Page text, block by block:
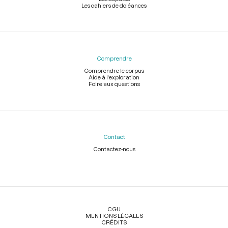
Les cahiers de doléances
Comprendre
Comprendre le corpus
Aide à l'exploration
Foire aux questions
Contact
Contactez-nous
Légal
CGU
MENTIONS LÉGALES
CRÉDITS